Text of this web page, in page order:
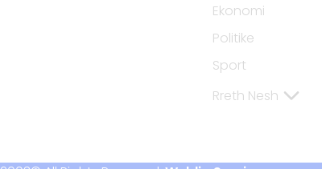
Ekonomi
Politike
Sport
Rreth Nesh